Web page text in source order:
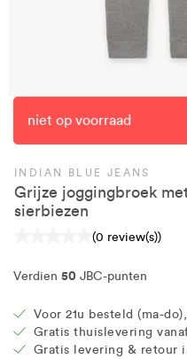
niet op voorraad
INDIAN BLUE JEANS
Grijze joggingbroek
sierbiezen
(0 review(s))
Verdien 50 JBC-punten
Voor 21u besteld (ma-
Gratis thuislevering
Gratis levering & retour